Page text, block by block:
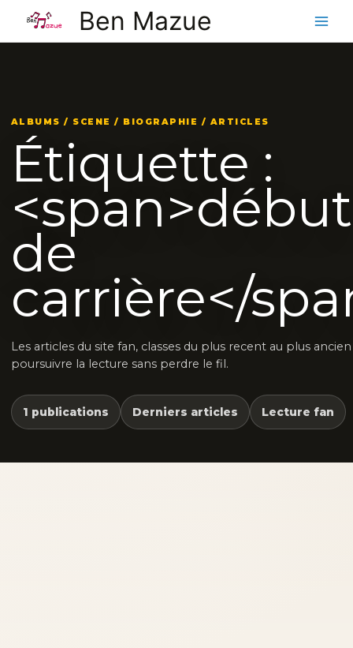
contenu
Ben Mazue
ALBUMS / SCENE / BIOGRAPHIE / ARTICLES
Étiquette :
<span>début
de
carrière</
Les articles du site fan, classes du plus recent au plus
poursuivre la lecture sans perdre le fil.
1 publications Derniers articles Lecture fan